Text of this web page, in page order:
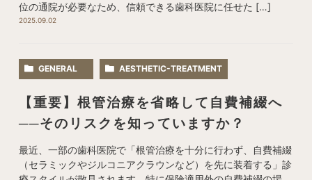
位の通院が必要なため、信頼できる歯科医院に任せた […]
2025.09.02
GENERAL AESTHETIC-TREATMENT
【重要】根管治療を省略して自費補綴へ
──そのリスクを知っていますか？
最近、一部の歯科医院で「根管治療を十分に行わず、自費補綴
（セラミックやジルコニアクラウンなど）を先に装着する」診